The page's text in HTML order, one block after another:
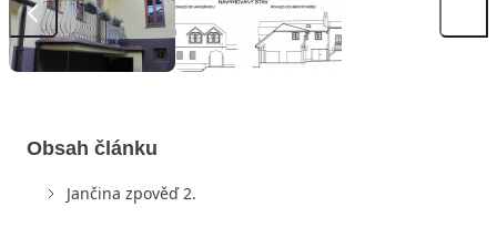
Obsah článku
Jančina zpověď 2.